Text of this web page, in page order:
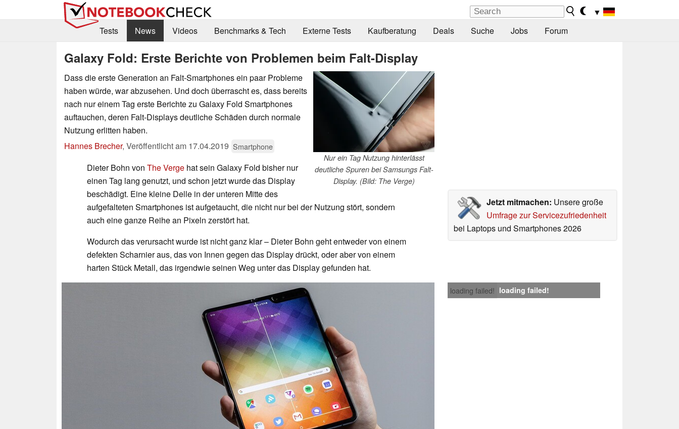
▼
Tests
News Videos Benchmarks & Tech Externe Tests Kaufberatung Deals Suche Jobs Forum
Galaxy Fold: Erste Berichte von Problemen beim Falt-Display
Nur ein Tag Nutzung hinterlässt
deutliche Spuren bei Samsungs Falt-
Display. (Bild: The Verge)
Dass die erste Generation an Falt-Smartphones ein paar Probleme
haben würde, war abzusehen. Und doch überrascht es, dass bereits
nach nur einem Tag erste Berichte zu Galaxy Fold Smartphones
auftauchen, deren Falt-Displays deutliche Schäden durch normale
Nutzung erlitten haben.
Hannes Brecher, Veröffentlicht am 17.04.2019 Smartphone
Jetzt mitmachen: Unsere große
Umfrage zur Servicezufriedenheit
bei Laptops und Smartphones 2026
Dieter Bohn von The Verge hat sein Galaxy Fold bisher nur
einen Tag lang genutzt, und schon jetzt wurde das Display
beschädigt. Eine kleine Delle in der unteren Mitte des
aufgefalteten Smartphones ist aufgetaucht, die nicht nur bei der Nutzung stört, sondern
auch eine ganze Reihe an Pixeln zerstört hat.
Wodurch das verursacht wurde ist nicht ganz klar – Dieter Bohn geht entweder von einem
defekten Scharnier aus, das von Innen gegen das Display drückt, oder aber von einem
harten Stück Metall, das irgendwie seinen Weg unter das Display gefunden hat.
loading failed! loading failed!